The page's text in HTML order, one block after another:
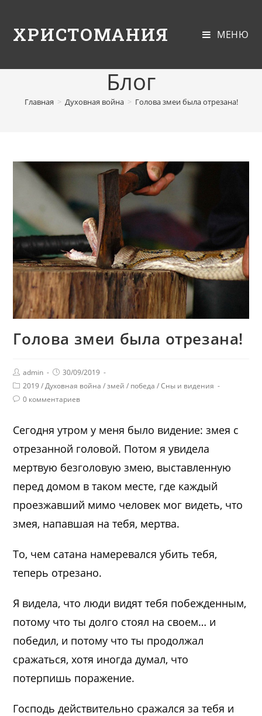
ХРИСТОМАНИЯ МЕНЮ
Блог
Главная > Духовная война > Голова змеи была отрезана!
Голова змеи была отрезана!
admin
30/09/2019
2019 / Духовная война / змей / победа / Сны и видения
0 комментариев
Сегодня утром у меня было видение: змея с
отрезанной головой. Потом я увидела
мертвую безголовую змею, выставленную
перед домом в таком месте, где каждый
проезжавший мимо человек мог видеть, что
змея, напавшая на тебя, мертва.
То, чем сатана намеревался убить тебя,
теперь отрезано.
Я видела, что люди видят тебя побежденным,
потому что ты долго стоял на своем… и
победил, и потому что ты продолжал
сражаться, хотя иногда думал, что
потерпишь поражение.
Господь действительно сражался за тебя и